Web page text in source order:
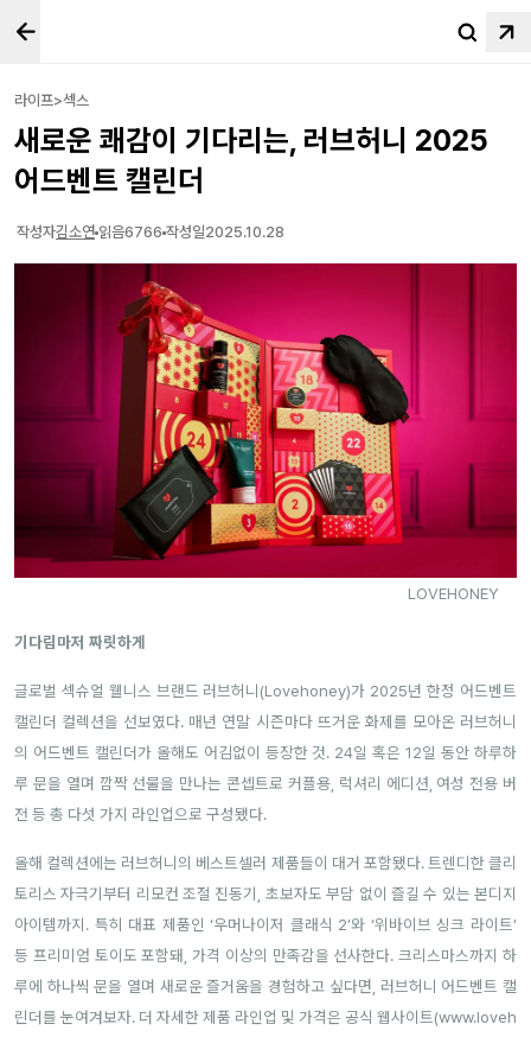
라이프>섹스
새로운 쾌감이 기다리는, 러브허니 2025
어드벤트 캘린더
작성자김소연 읽음6766 작성일2025.10.28
LOVEHONEY
기다림마저 짜릿하게
글로벌 섹슈얼 웰니스 브랜드 러브허니(Lovehoney)가 2025년 한정 어드벤트
캘린더 컬렉션을 선보였다. 매년 연말 시즌마다 뜨거운 화제를 모아온 러브허니
의 어드벤트 캘린더가 올해도 어김없이 등장한 것. 24일 혹은 12일 동안 하루하
루 문을 열며 깜짝 선물을 만나는 콘셉트로 커플용, 럭셔리 에디션, 여성 전용 버
전 등 총 다섯 가지 라인업으로 구성됐다.
올해 컬렉션에는 러브허니의 베스트셀러 제품들이 대거 포함됐다. 트렌디한 클리
토리스 자극기부터 리모컨 조절 진동기, 초보자도 부담 없이 즐길 수 있는 본디지
아이템까지. 특히 대표 제품인 ‘우머나이저 클래식 2’와 ‘위바이브 싱크 라이트’
등 프리미엄 토이도 포함돼, 가격 이상의 만족감을 선사한다. 크리스마스까지 하
루에 하나씩 문을 열며 새로운 즐거움을 경험하고 싶다면, 러브허니 어드벤트 캘
린더를 눈여겨보자. 더 자세한 제품 라인업 및 가격은 공식 웹사이트(www.loveh